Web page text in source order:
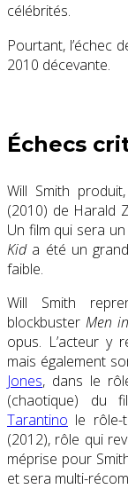
célébrités.
Pourtant, l’échec
2010 décevante.
Échecs
Will Smith
(2010) de Harald
Un film qui sera
Kida été un
faible.
Will Smith
blockbuster Men
opus. L’acteur y
mais également
Jones, dans le
(chaotique) du
Tarantino le rôle-
(2012), rôle qui
méprise pour
et sera multi-